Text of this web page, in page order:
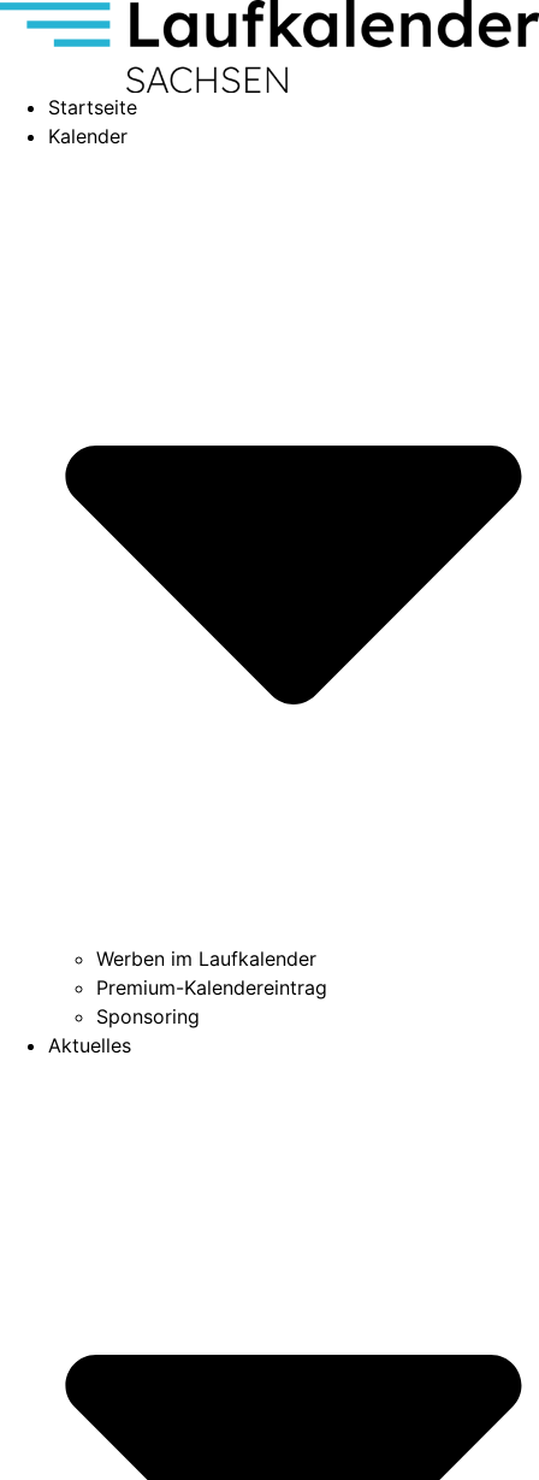
Startseite
Kalender
Werben im Laufkalender
Premium-Kalendereintrag
Sponsoring
Aktuelles